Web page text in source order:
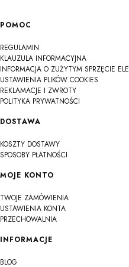
Linki w stopce
POMOC
REGULAMIN
KLAUZULA INFORMACYJNA
INFORMACJA O ZUŻYTYM SPRZĘCIE
USTAWIENIA PLIKÓW COOKIES
REKLAMACJE I ZWROTY
POLITYKA PRYWATNOŚCI
DOSTAWA
KOSZTY DOSTAWY
SPOSOBY PŁATNOŚCI
MOJE KONTO
TWOJE ZAMÓWIENIA
USTAWIENIA KONTA
PRZECHOWALNIA
INFORMACJE
BLOG